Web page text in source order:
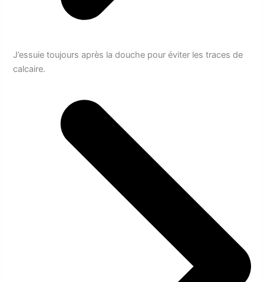
J’essuie toujours après la douche pour éviter les traces de
calcaire.